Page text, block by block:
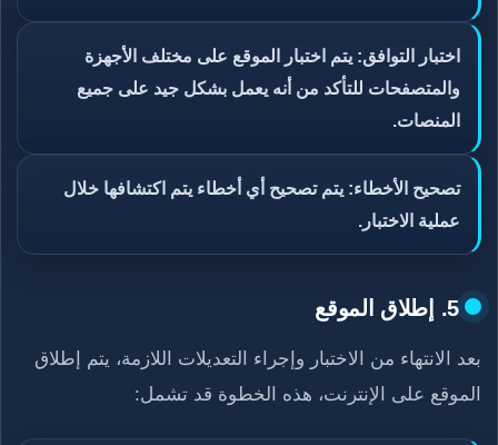
اختبار التوافق: يتم اختبار الموقع على مختلف الأجهزة
والمتصفحات للتأكد من أنه يعمل بشكل جيد على جميع
المنصات.
تصحيح الأخطاء: يتم تصحيح أي أخطاء يتم اكتشافها خلال
عملية الاختبار.
5. إطلاق الموقع
بعد الانتهاء من الاختبار وإجراء التعديلات اللازمة، يتم إطلاق
الموقع على الإنترنت، هذه الخطوة قد تشمل: